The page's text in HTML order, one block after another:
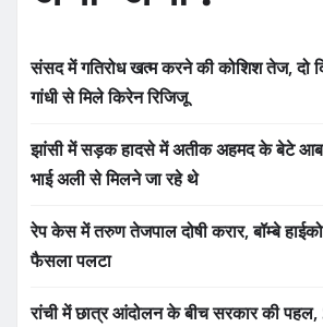
संसद में गतिरोध खत्म करने की कोशिश तेज, दो
गांधी से मिले किरेन रिजिजू
झांसी में सड़क हादसे में अतीक अहमद के बेटे
भाई अली से मिलने जा रहे थे
रेप केस में तरुण तेजपाल दोषी करार, बॉम्बे
फैसला पलटा
रांची में छात्र आंदोलन के बीच सरकार की